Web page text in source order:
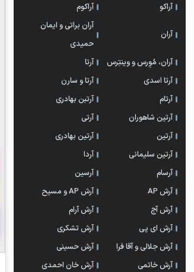
آراکو
آراکوم
آران
آران براتی و ایمان
حمیدی
آران، مُوِرس و وینتِرس
آرتا
آرتا اسدی
آرتا و سارن
آرتام
آرتبن بهادری
آرتين شاهوران
آرتی
آرتین
آرتین بهادری
آرتین سلیمانی
آردا
آرسام
آرسین
آرش AP
آرش AP و مسیح
آرش آج
آرش آرام
آرش ای پی
آرش تشکری
آرش جلالی و آقا فرا
آرش حسینی
آرش خاتمی
آرش خان احمدی